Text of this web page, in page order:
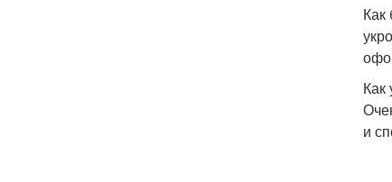
Как
Как
и